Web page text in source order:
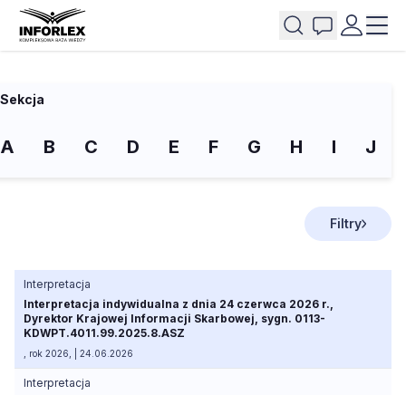
Sekcja
A B C D E F G H I J
Filtry
Interpretacja
Interpretacja indywidualna z dnia 24 czerwca 2026 r.,
Dyrektor Krajowej Informacji Skarbowej, sygn. 0113-
KDWPT.4011.99.2025.8.ASZ
, rok 2026, | 24.06.2026
Interpretacja